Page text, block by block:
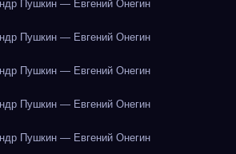
Пушкин — Евгений Онегин
Пушкин — Евгений Онегин
Пушкин — Евгений Онегин
Пушкин — Евгений Онегин
Пушкин — Евгений Онегин